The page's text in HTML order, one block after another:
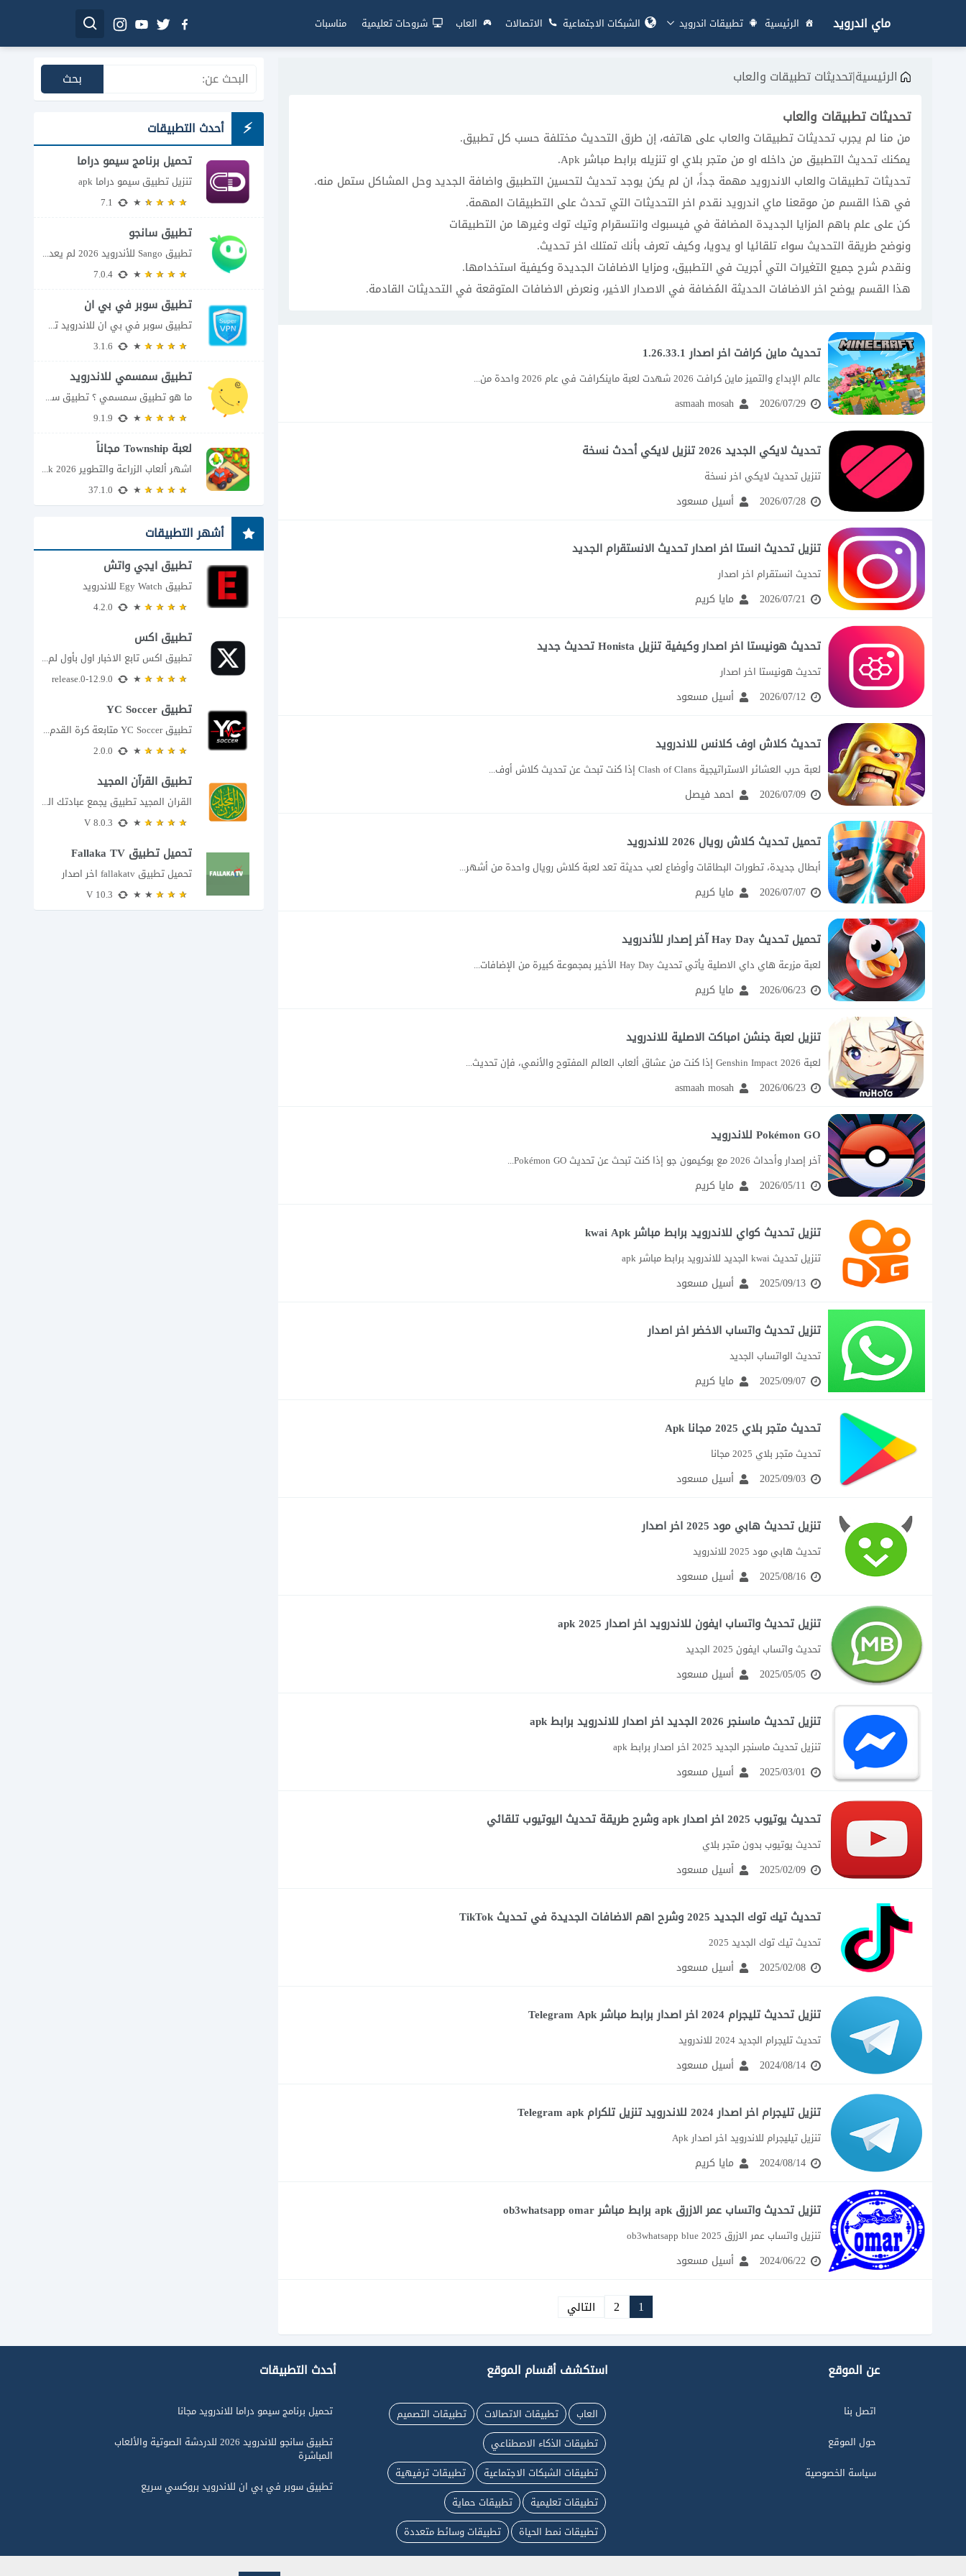
ماي اندرويد الرئيسية تطبيقات اندرويد الشبكات الاجتماعية الاتصالات العاب شروحات تعليمية مناسبات
الرئيسية|تحديثات تطبيقات والعاب
تحديثات تطبيقات والعاب
من منا لم يجرب تحديثات تطبيقات والعاب على هاتفه، إن طرق التحديث مختلفة حسب كل تطبيق.
يمكنك تحديث التطبيق من داخله او من متجر بلاي او تنزيله برابط مباشر Apk.
تحديثات تطبيقات والعاب الاندرويد مهمة جداً، ان لم يكن يوجد تحديث لتحسين التطبيق واضافة الجديد وحل المشاكل ستمل منه.
في هذا القسم من موقعنا ماي اندرويد نقدم اخر التحديثات التي تحدث على التطبيقات المهمة.
كن على علم باهم المزايا الجديدة المضافة في فيسبوك وانتسقرام وتيك توك وغيرها من التطبيقات
ونوضح طريقة التحديث سواء تلقائيا او يدويا، وكيف تعرف بأنك تمتلك اخر تحديث.
ونقدم شرح جميع التغيرات التي أجريت في التطبيق، ومزايا الاضافات الجديدة وكيفية استخدامها.
هذا القسم يوضح اخر الاضافات الحديثة المُضافة في الاصدار الاخير، ونعرض الاضافات المتوقعة في التحديثات القادمة.
تحديث ماين كرافت اخر اصدار 1.26.33.1
عالم الإبداع والتميز ماين كرافت 2026 شهدت لعبة ماينكرافت في عام 2026 واحدة من...
2026/07/29
asmaah mosah
تحديث لايكي الجديد 2026 تنزيل لايكي أحدث نسخة
تنزيل تحديث لايكي اخر نسخة
2026/07/28 أسيل مسعود
تنزيل تحديث انستا اخر اصدار تحديث الانستقرام الجديد
تحديث انستقرام اخر اصدار
2026/07/21 مايا كريم
تحديث هونيستا اخر اصدار وكيفية تنزيل Honista تحديث جديد
تحديث هونيستا اخر اصدار
2026/07/12 أسيل مسعود
تحديث كلاش اوف كلانس للاندرويد
لعبة حرب العشائر الاستراتيجية Clash of Clans إذا كنت تبحث عن تحديث كلاش أوف...
2026/07/09 احمد فيصل
تحميل تحديث كلاش رويال 2026 للاندرويد
أبطال جديدة، تطورات البطاقات وأوضاع لعب حديثة تعد لعبة كلاش رويال واحدة من أشهر...
2026/07/07 مايا كريم
تحميل تحديث Hay Day آخر إصدار للأندرويد
لعبة مزرعة هاي داي الاصلية يأتي تحديث Hay Day الأخير بمجموعة كبيرة من الإضافات...
2026/06/23 مايا كريم
تنزيل لعبة جنشن امباكت الاصلية للاندرويد
لعبة Genshin Impact 2026 إذا كنت من عشاق ألعاب العالم المفتوح والأنمي، فإن تحديث...
2026/06/23
asmaah mosah
Pokémon GO للاندرويد
آخر إصدار وأحداث 2026 مع بوكيمون جو إذا كنت تبحث عن تحديث Pokémon GO...
2026/05/11 مايا كريم
تنزيل تحديث كواي للاندرويد برابط مباشر kwai Apk
تنزيل تحديث kwai الجديد للاندرويد برابط مباشر apk
2025/09/13 أسيل مسعود
تنزيل تحديث واتساب الاخضر اخر اصدار
تحديث الواتساب الجديد
2025/09/07 مايا كريم
تحديث متجر بلاي 2025 مجانا Apk
تحديث متجر بلاي 2025 مجانا
2025/09/03 أسيل مسعود
تنزيل تحديث هابي مود 2025 اخر اصدار
تحديث هابي مود 2025 للاندرويد
2025/08/16 أسيل مسعود
تنزيل تحديث واتساب ايفون للاندرويد اخر اصدار 2025 apk
تحديث واتساب ايفون 2025 الجديد
2025/05/05 أسيل مسعود
تنزيل تحديث ماسنجر 2026 الجديد اخر اصدار للاندرويد برابط apk
تنزيل تحديث ماسنجر الجديد 2025 اخر اصدار برابط apk
2025/03/01 أسيل مسعود
تحديث يوتيوب 2025 اخر اصدار apk وشرح طريقة تحديث اليوتيوب تلقائي
تحديث يوتيوب بدون متجر بلاي
2025/02/09 أسيل مسعود
تحديث تيك توك الجديد 2025 وشرح اهم الاضافات الجديدة في تحديث TikTok
تحديث تيك توك الجديد 2025
2025/02/08 أسيل مسعود
تنزيل تحديث تليجرام 2024 اخر اصدار برابط مباشر Telegram Apk
تحديث تليجرام الجديد 2024 للاندرويد
2024/08/14 أسيل مسعود
تنزيل تليجرام اخر اصدار 2024 للاندرويد تنزيل تلكرام Telegram apk
تنزيل تيليجرام للاندرويد اخر اصدار Apk
2024/08/14 مايا كريم
تنزيل تحديث واتساب عمر الازرق apk برابط مباشر ob3whatsapp omar
تنزيل واتساب عمر الازرق 2025 ob3whatsapp blue
2024/06/22 أسيل مسعود
1
2 التالي
أحدث التطبيقات
تحميل برنامج سيمو دراما
للاندرويد
تنزيل تطبيق سيمو دراما apk
تطبيق سانجو
تطبيق Sango للأندرويد 2026 لم يعد تطبيق سانجو Sango مجرد مساحة لإرسال الرسائل أو...
تطبيق سوبر في بي ان
تطبيق سوبر في بي ان للاندرويد تطبيق سوبر في بي ان من تطبيقات الشبكات...
تطبيق سمسمي للاندرويد
ما هو تطبيق سمسمي ؟ تطبيق سمسمي للاندرويد SimSimi هو برنامج دردشة افتراضية يسمح...
لعبة Township مجاناً
اشهر ألعاب الزراعة والتطوير Township apk 2026 إذا كنت تحب ألعاب الزراعة وبناء المدن،...
أشهر التطبيقات
تطبيق ايجي واتش
تطبيق Egy Watch للاندرويد
تطبيق اكس
تطبيق اكس تابع الاخبار اول بأول لم يعد تطبيق X، المعروف سابقا باسم تويتر،...
تطبيق YC Soccer
تطبيق YC Soccer متابعة كرة القدم لحظة بلحظة مع اقتراب مباراة مصر والأرجنتين في...
تطبيق القرآن المجيد
القران المجيد تطبيق يجمع عبادتك اليومية في مكان واحد إذا كنت تبحث عن تطبيق...
تحميل تطبيق Fallaka TV
تحميل تطبيق fallakatv اخر اصدار
عن الموقع
اتصل بنا
حول الموقع
سياسة الخصوصية
استكشف أقسام الموقع
العاب تطبيقات الاتصالات
تطبيقات التصميم
تطبيقات الذكاء الاصطناعي
تطبيقات الشبكات الاجتماعية
تطبيقات ترفيهية
تطبيقات تعليمية
تطبيقات حماية
تطبيقات نمط الحياة
تطبيقات وسائط متعددة
أحدث التطبيقات
تحميل برنامج سيمو دراما للاندرويد مجانا
تطبيق سانجو للاندرويد 2026 للدردشة الصوتية والألعاب
المباشرة
تطبيق سوبر في بي ان للاندرويد بروكسي سريع